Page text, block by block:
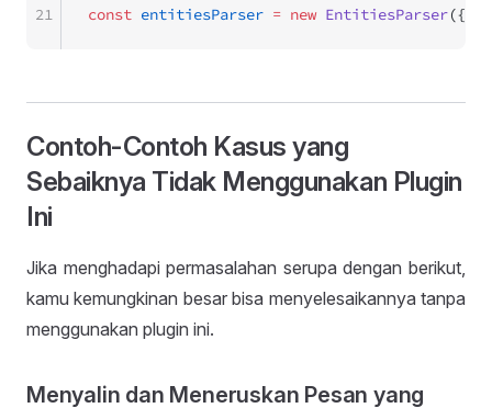
const entitiesParser = new EntitiesParser({
21
Contoh-Contoh Kasus yang
Sebaiknya Tidak Menggunakan Plugin
Ini
Jika menghadapi permasalahan serupa dengan berikut,
kamu kemungkinan besar bisa menyelesaikannya tanpa
menggunakan plugin ini.
Menyalin dan Meneruskan Pesan yang